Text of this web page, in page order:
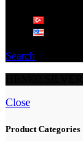
Search
Close
Product Categories